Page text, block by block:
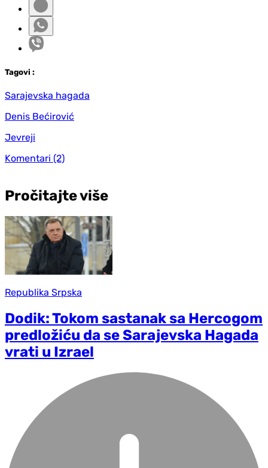
Tagovi :
Sarajevska hagada
Denis Bećirović
Jevreji
Komentari (2)
Pročitajte više
Republika Srpska
Dodik: Tokom sastanak sa Hercogom
predložiću da se Sarajevska Hagada
vrati u Izrael